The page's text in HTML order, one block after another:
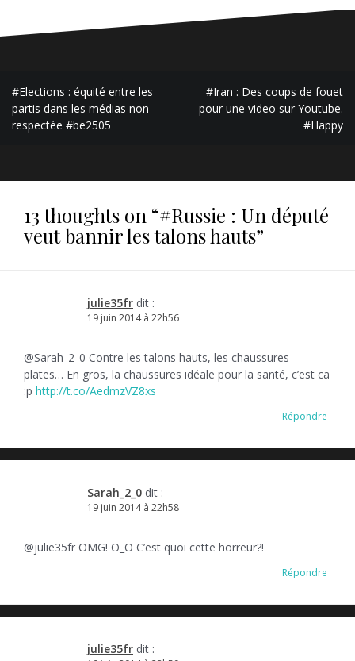
Navigation
de
l’article
#Elections : équité entre les
partis dans les médias non
respectée #be2505
#Iran : Des coups de fouet
pour une video sur Youtube.
#Happy
13 thoughts on “#Russie : Un député
veut bannir les talons hauts”
julie35fr dit :
19 juin 2014 à 22h56
@Sarah_2_0 Contre les talons hauts, les chaussures
plates… En gros, la chaussures idéale pour la santé, c’est ca
:p http://t.co/AedmzVZ8xs
Répondre
Sarah_2_0 dit :
19 juin 2014 à 22h58
@julie35fr OMG! O_O C’est quoi cette horreur?!
Répondre
julie35fr dit :